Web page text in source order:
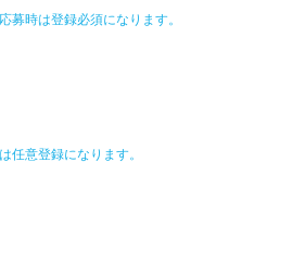
募時は登録必須になります。
任意登録になります。